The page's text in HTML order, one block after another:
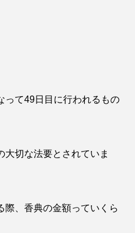
って49日目に行われるもの
大切な法要とされていま
際、香典の金額っていくら